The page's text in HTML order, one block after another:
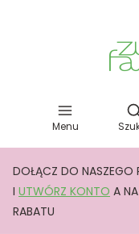
Menu
DOŁĄCZ DO NASZEGO
I UTWÓRZ KONTO A
RABATU